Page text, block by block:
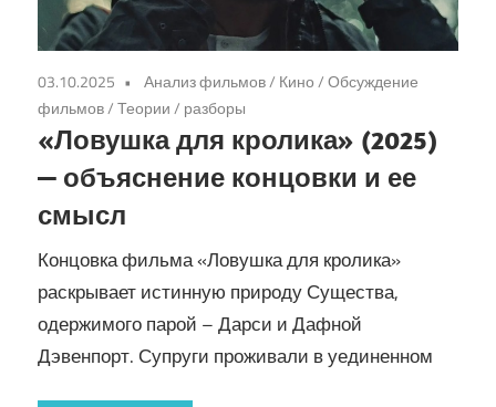
03.10.2025 Анализ фильмов/ Кино/Обсуждение
фильмов/Теории / разборы
«Ловушка для кролика» (2025)
— объяснение концовки и ее
смысл
Концовка фильма «Ловушка для кролика»
раскрывает истинную природу Существа,
одержимого парой – Дарси и Дафной
Дэвенпорт. Супруги проживали в уединенном